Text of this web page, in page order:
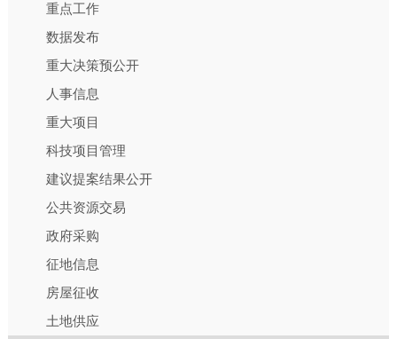
重点工作
数据发布
重大决策预公开
人事信息
重大项目
科技项目管理
建议提案结果公开
公共资源交易
政府采购
征地信息
房屋征收
土地供应